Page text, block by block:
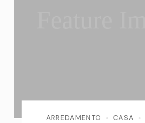
ARREDAMENTO CASA